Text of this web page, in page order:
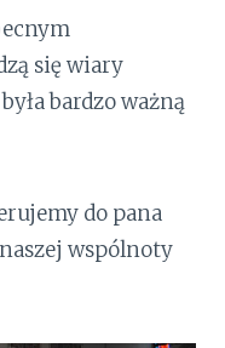
się wiary
bardzo ważną
do pana
wspólnoty